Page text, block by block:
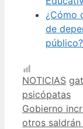
¿Cómo
de
público?
Categorías
NOTICIAS
psicópatas
Gobierno
otros